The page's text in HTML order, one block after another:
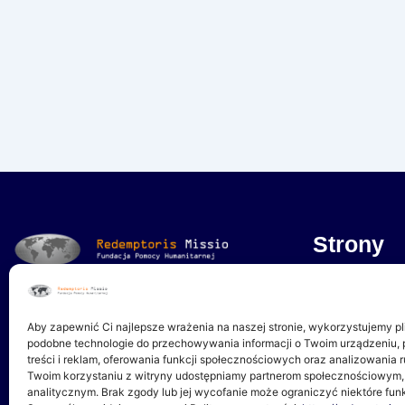
Aby zapewnić Ci najlepsze wrażenia na naszej stronie, wykorzystujemy
podobne technologie do przechowywania informacji o Twoim urządzeniu,
treści i reklam, oferowania funkcji społecznościowych oraz analizowania
Twoim korzystaniu z witryny udostępniamy partnerom
analitycznym. Brak zgody lub jej wycofanie może ograniczyć niektóre
Pomagamy w miejscach, o których świat
wolałby zapomnieć
Strony
Wpłacam
Czasopismo